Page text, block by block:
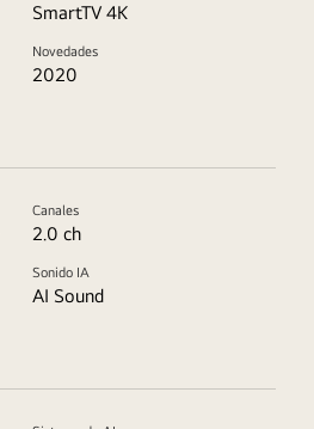
SmartTV 4K
Novedades
2020
Canales
2.0 ch
Sonido IA
AI Sound